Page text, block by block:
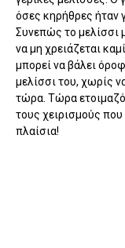
όσες κηρήθρες ήταν
Συνεπώς το μελίσσι
να μη χρειάζεται
μπορεί να βάλει
μελίσσι του, χωρίς
τώρα. Τώρα
τους χειρισμούς που
πλαίσια!